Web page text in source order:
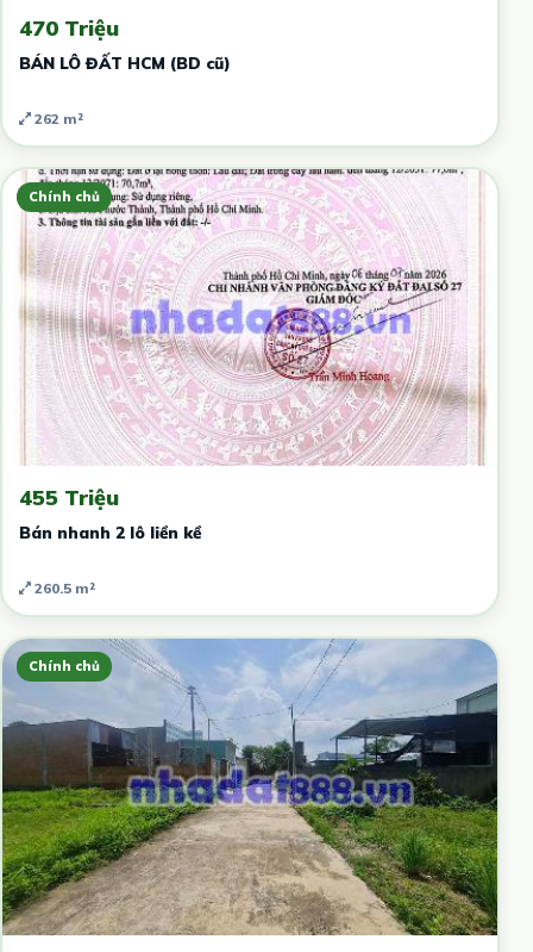
470 Triệu
BÁN LÔ ĐẤT HCM (BD cũ)
262 m²
Chính chủ
455 Triệu
Bán nhanh 2 lô liền kề
260.5 m²
Chính chủ